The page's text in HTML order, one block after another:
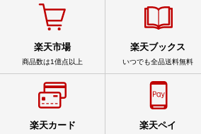
楽天市場
商品数は1億点以上
楽天ブックス
いつでも全品送料無料
楽天カード 楽天ペイ